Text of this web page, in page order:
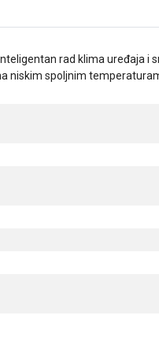
rad klima uređaja
spoljnim